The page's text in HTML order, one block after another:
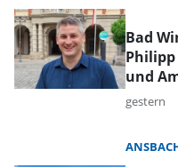
Bad
und
gestern